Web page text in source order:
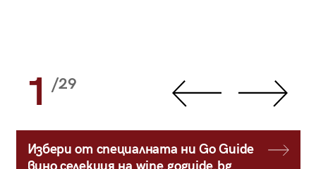
1 /29
Избери от специалната ни Go Guide